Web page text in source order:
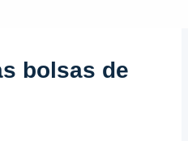
bolsas de